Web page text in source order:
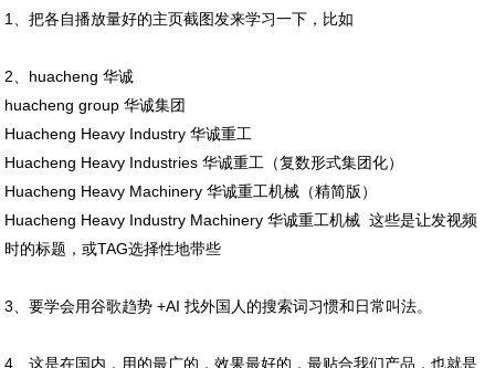
1、把各自播放量好的主页截图发来学习一下，比如
2、huacheng 华诚
huacheng group 华诚集团
Huacheng Heavy Industry 华诚重工
Huacheng Heavy Industries 华诚重工（复数形式集团化）
Huacheng Heavy Machinery 华诚重工机械（精简版）
Huacheng Heavy Industry Machinery 华诚重工机械 这些是让发视频
时的标题，或TAG选择性地带些
3、要学会用谷歌趋势 +AI 找外国人的搜索词习惯和日常叫法。
4、这是在国内，用的最广的，效果最好的，最贴合我们产品，也就是